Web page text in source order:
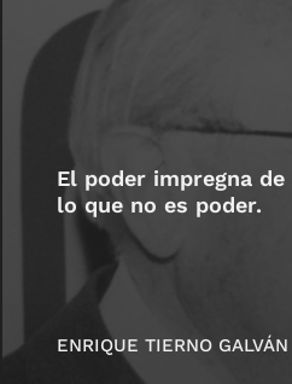
El poder impregna
lo que no es poder.
ENRIQUE TIERNO GALVÁN